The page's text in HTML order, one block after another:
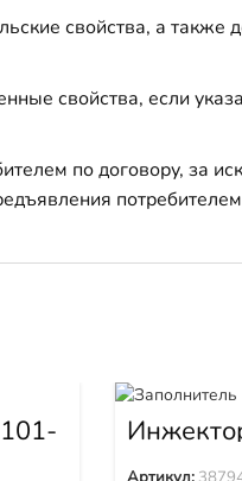
свойства, а также
свойства, если
по договору, за
3879434